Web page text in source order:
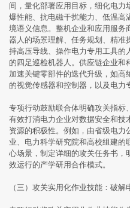
间，量化部署应用目标，细化电
爆性能、抗电磁干扰能力、低温高
境语义信息。整机企业和应用服务
器人的场景理解、任务规划、精准
持高压导线、操作电力专用工具的
的四足巡检机器人。供应链企业和
加速关键零部件的迭代升级，如
的视觉传感器和控制器，以及电力
专项行动鼓励联合体明确攻关指标
有效打消电力企业对数据安全和技
资源的积极性。例如，由省级电力
业、电力科学研究院和高校组建的
心场景，制定详细的攻关任务书，
效运行的产学研用合作模式。
（三）攻关实用化作业技能：破解